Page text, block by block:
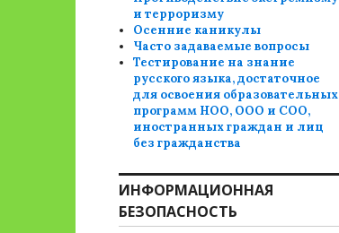
и терроризму
Осенние каникулы
Часто задаваемые вопросы
Тестирование на знание
русского языка, достаточное
для освоения образовательных
программ НОО, ООО и СОО,
иностранных граждан и лиц
без гражданства
ИНФОРМАЦИОННАЯ
БЕЗОПАСНОСТЬ